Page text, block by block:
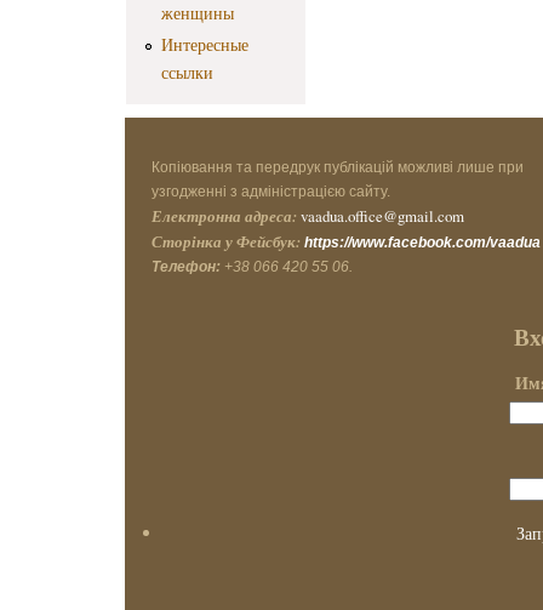
женщины
Интересные
ссылки
Копіювання та передрук публікацій можливі лише при
узгодженні з адміністрацією сайту.
Електронна адреса: vaadua.office@gmail.com
Сторінка у Фейсбук: https://www.facebook.com/vaadua
Телефон: +38 066 420 55 06.